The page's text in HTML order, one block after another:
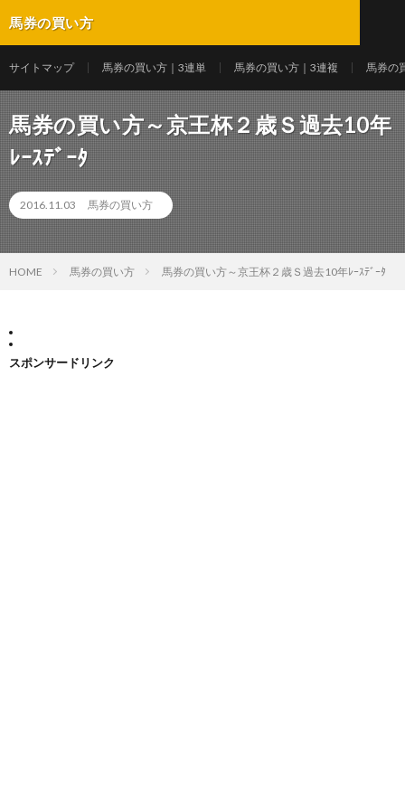
馬券の買い方
サイトマップ 馬券の買い方｜3連単 馬券の買い方｜3連複 馬券の
馬券の買い方～京王杯２歳Ｓ過去10年
ﾚｰｽﾃﾞｰﾀ
2016.11.03 馬券の買い方
HOME 馬券の買い方 馬券の買い方～京王杯２歳Ｓ過去10年ﾚｰｽﾃﾞｰﾀ
スポンサードリンク